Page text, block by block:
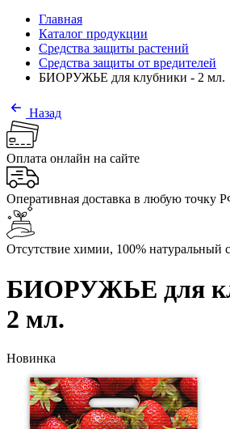
Главная
Каталог продукции
Средства защиты растений
Средства защиты от вредителей
БИОРУЖЬЕ для клубники - 2 мл.
Назад
Оплата онлайн на сайте
Оперативная доставка в любую точку
Отсутствие химии, 100% натуральный
БИОРУЖЬЕ для
2 мл.
Новинка